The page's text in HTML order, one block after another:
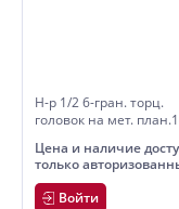
Н-р 1/2 6-гран. торц.
головок на мет.
Цена и наличие
только
пользователям
Войти